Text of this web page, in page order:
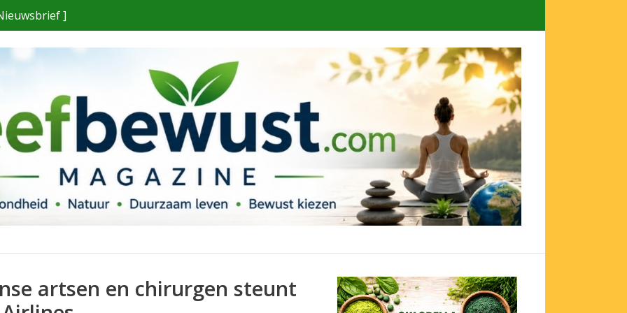
]
artsen en chirurgen steunt